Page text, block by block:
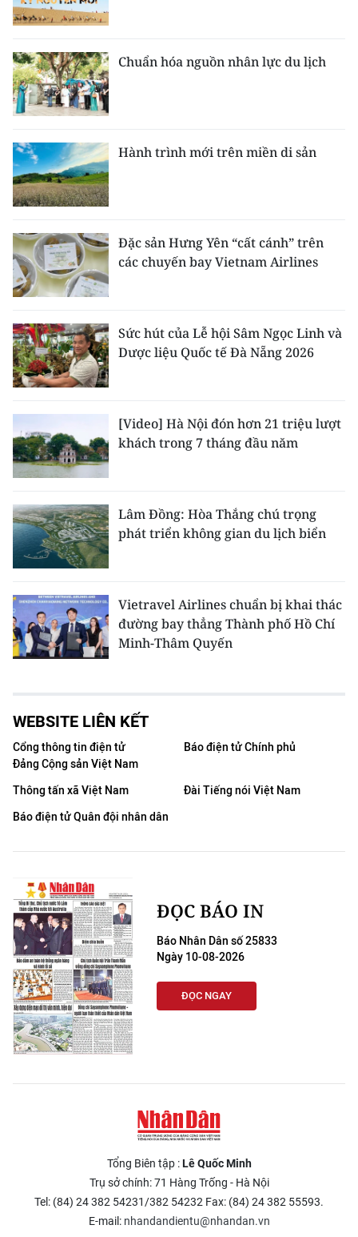
Chuẩn hóa nguồn nhân lực du lịch
Hành trình mới trên miền di sản
Đặc sản Hưng Yên “cất cánh” trên
các chuyến bay Vietnam Airlines
Sức hút của Lễ hội Sâm Ngọc Linh và
Dược liệu Quốc tế Đà Nẵng 2026
[Video] Hà Nội đón hơn 21 triệu lượt
khách trong 7 tháng đầu năm
Lâm Đồng: Hòa Thắng chú trọng
phát triển không gian du lịch biển
Vietravel Airlines chuẩn bị khai thác
đường bay thẳng Thành phố Hồ Chí
Minh-Thâm Quyến
WEBSITE LIÊN KẾT
Cổng thông tin điện tử
Đảng Cộng sản Việt Nam
Báo điện tử Chính phủ
Thông tấn xã Việt Nam
Đài Tiếng nói Việt Nam
Báo điện tử Quân đội nhân dân
ĐỌC BÁO IN
Báo Nhân Dân số 25833
Ngày 10-08-2026
ĐỌC NGAY
Tổng Biên tập :Lê Quốc Minh
Trụ sở chính: 71 Hàng Trống - Hà Nội
Tel: (84) 24 382 54231/382 54232 Fax: (84) 24 382 55593.
E-mail: nhandandientu@nhandan.vn